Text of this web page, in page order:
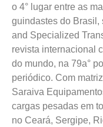
o 4° lugar entre as
guindastes do Brasil,
and Specialized
revista internacional
do mundo, na 79a°
periódico. Com
Saraiva
cargas pesadas em
no Ceará, Sergipe,